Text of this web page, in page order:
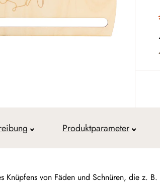
Produktparameter
Knüpfens von Fäden und Schnüren, die z.